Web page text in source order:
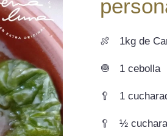
🍖 1kg de
🧅 1 cebolla
🥄 1
🥄 ½